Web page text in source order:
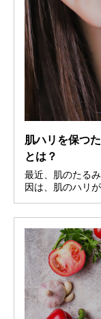
肌ハリを保つ
とは？
最近、肌のたる
因は、肌のハリ